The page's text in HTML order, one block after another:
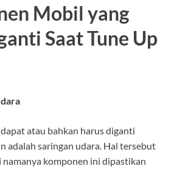
Mobil yang
Saat Tune Up
atau bahkan harus diganti
adalah saringan udara. Hal tersebut
namanya komponen ini dipastikan